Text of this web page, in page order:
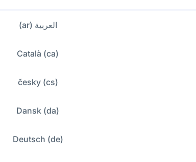
العربية (ar)
Català (ca)
česky (cs)
Dansk (da)
Deutsch (de)